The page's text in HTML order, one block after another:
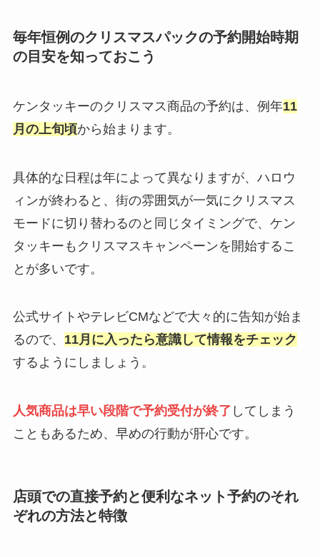
毎年恒例のクリスマスパックの予約開始時期
の目安を知っておこう
ケンタッキーのクリスマス商品の予約は、例年11
月の上旬頃から始まります。
具体的な日程は年によって異なりますが、ハロウ
ィンが終わると、街の雰囲気が一気にクリスマス
モードに切り替わるのと同じタイミングで、ケン
タッキーもクリスマスキャンペーンを開始するこ
とが多いです。
公式サイトやテレビCMなどで大々的に告知が始ま
るので、 11月に入ったら意識して情報をチェック
するようにしましょう。
人気商品は早い段階で予約受付が終了 してしまう
こともあるため、早めの行動が肝心です。
店頭での直接予約と便利なネット予約のそれ
ぞれの方法と特徴